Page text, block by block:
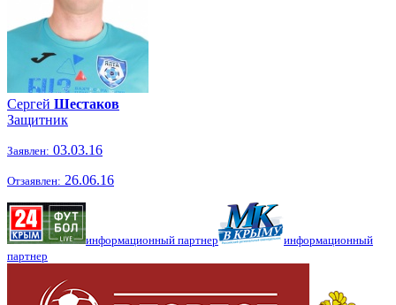
Сергей Шестаков
Защитник
Заявлен: 03.03.16
Отзаявлен: 26.06.16
информационный партнер
информационный
партнер